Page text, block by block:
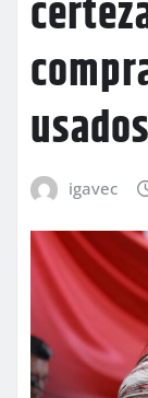
usados
igavec